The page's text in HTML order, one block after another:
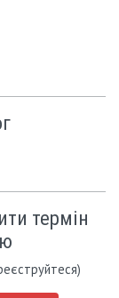
термін